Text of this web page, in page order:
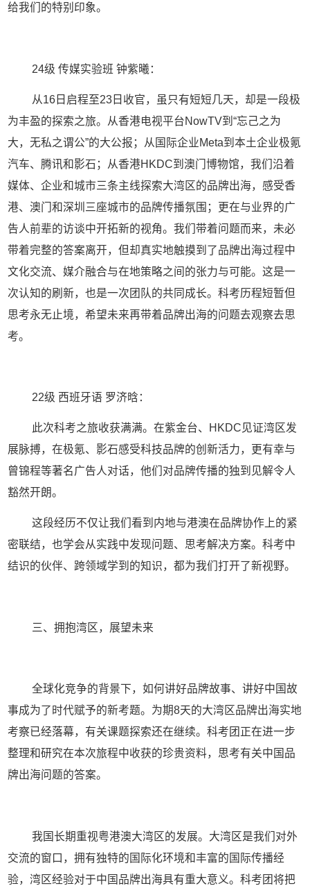
给我们的特别印象。
24级 传媒实验班 钟紫曦：
从16 日启程至23 日收官，虽只有短短几天，却是一段极
为丰盈的探索之旅。从香港电视平台NowTV到“忘己之为
大，无私之谓公”的大公报；从国际企业Meta到本土企业极氪
汽车、腾讯和影石；从香港HKDC到澳门博物馆，我们沿着
媒体、企业和城市三条主线探索大湾区的品牌出海，感受香
港、澳门和深圳三座城市的品牌传播氛围；更在与业界的广
告人前辈的访谈中开拓新的视角。我们带着问题而来，未必
带着完整的答案离开，但却真实地触摸到了品牌出海过程中
文化交流、媒介融合与在地策略之间的张力与可能。这是一
次认知的刷新，也是一次团队的共同成长。科考历程短暂但
思考永无止境，希望未来再带着品牌出海的问题去观察去思
考。
22级 西班牙语 罗济晗：
此次科考之旅收获满满。在紫金台、 HKDC见证湾区发
展脉搏，在极氪、影石感受科技品牌的创新活力，更有幸与
曾锦程等著名广告人对话，他们对品牌传播的独到见解令人
豁然开朗。
这段经历不仅让我们看到内地与港澳在品牌协作上的紧
密联结，也学会从实践中发现问题、思考解决方案。科考中
结识的伙伴、跨领域学到的知识，都为我们打开了新视野。
三、拥抱湾区，展望未来
全球化竞争的背景下，如何讲好品牌故事、讲好中国故
事成为了时代赋予的新考题。为期8天的大湾区品牌出海实地
考察已经落幕，有关课题探索还在继续。科考团正在进一步
整理和研究在本次旅程中收获的珍贵资料，思考有关中国品
牌出海问题的答案。
我国长期重视粤港澳大湾区的发展。大湾区是我们对外
交流的窗口，拥有独特的国际化环境和丰富的国际传播经
验，湾区经验对于中国品牌出海具有重大意义。科考团将把